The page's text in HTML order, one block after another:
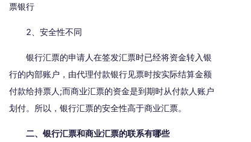
票银行
2、安全性不同
银行汇票的申请人在签发汇票时已经将资金转入银
行的内部账户，由代理付款银行见票时按实际结算金额
付款给持票人;而商业汇票的资金是到期时从付款人账户
划付。所以，银行汇票的安全性高于商业汇票。
二、银行汇票和商业汇票的联系有哪些